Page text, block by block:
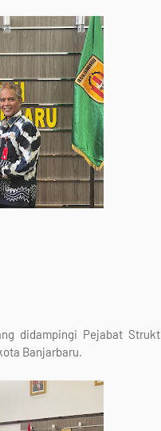
didampingi Pejabat
Banjarbaru.